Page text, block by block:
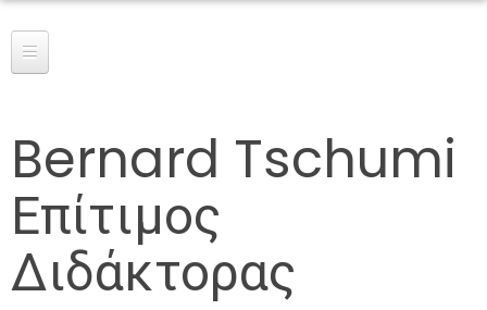
Bernard Tschumi
Επίτιμος
Διδάκτορας